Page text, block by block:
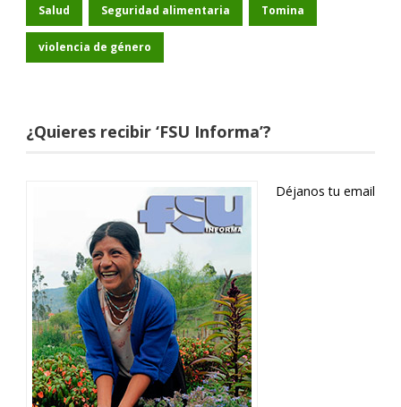
Salud Seguridad alimentaria Tomina
violencia de género
¿Quieres recibir ‘FSU Informa’?
Déjanos tu email